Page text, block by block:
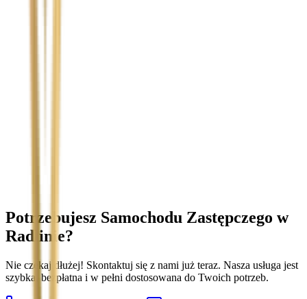
Potrzebujesz Samochodu Zastępczego w
Radlinie?
Nie czekaj dłużej! Skontaktuj się z nami już teraz. Nasza usługa jest
szybka, bezpłatna i w pełni dostosowana do Twoich potrzeb.